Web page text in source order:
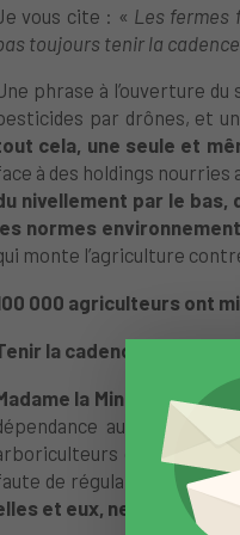
vous cite : « Les fermes
toujours tenir la
phrase à l’ouverture
par drônes, et
cela, une seule et
à des holdings nourries
u nivellement par le
normes
monte l’agriculture
000 agriculteurs ont
la cadence.
la Ministre, ce
aux aides, le
qui font
de régulation des
et eux, ne répond en